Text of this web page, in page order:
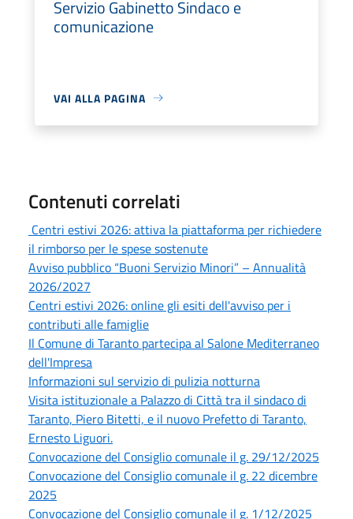
Servizio Gabinetto Sindaco e
comunicazione
VAI ALLA PAGINA
Contenuti correlati
Centri estivi 2026: attiva la piattaforma per richiedere
il rimborso per le spese sostenute
Avviso pubblico “Buoni Servizio Minori” – Annualità
2026/2027
Centri estivi 2026: online gli esiti dell'avviso per i
contributi alle famiglie
Il Comune di Taranto partecipa al Salone Mediterraneo
dell'Impresa
Informazioni sul servizio di pulizia notturna
Visita istituzionale a Palazzo di Città tra il sindaco di
Taranto, Piero Bitetti, e il nuovo Prefetto di Taranto,
Ernesto Liguori.
Convocazione del Consiglio comunale il g. 29/12/2025
Convocazione del Consiglio comunale il g. 22 dicembre
2025
Convocazione del Consiglio comunale il g. 1/12/2025